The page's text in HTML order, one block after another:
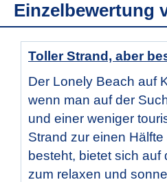
Einzelbewertung
Toller Strand, aber
Der Lonely Beach auf
wenn man auf der
und einer weniger
Strand zur einen
besteht, bietet sich
zum relaxen und